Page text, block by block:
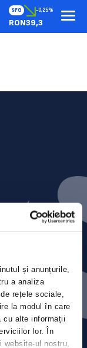
și anunțurile,
a analiza
rețele sociale,
la modul în care
cu alte informații
lor. În
ul nostru,
SFG -0,25%
RON39,3